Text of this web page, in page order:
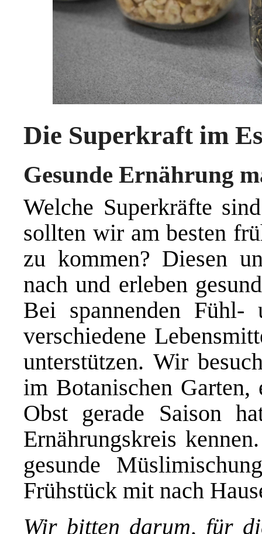
Die Superkraft im
Gesunde Ernährung
Welche Superkräfte
sollten wir am besten
zu kommen? Diesen
nach und erleben
Bei spannenden
verschiedene
unterstützen. Wir
im Botanischen Garten,
Obst gerade Saison
Ernährungskreis
gesunde
Frühstück mit nach
Wir bitten darum, für